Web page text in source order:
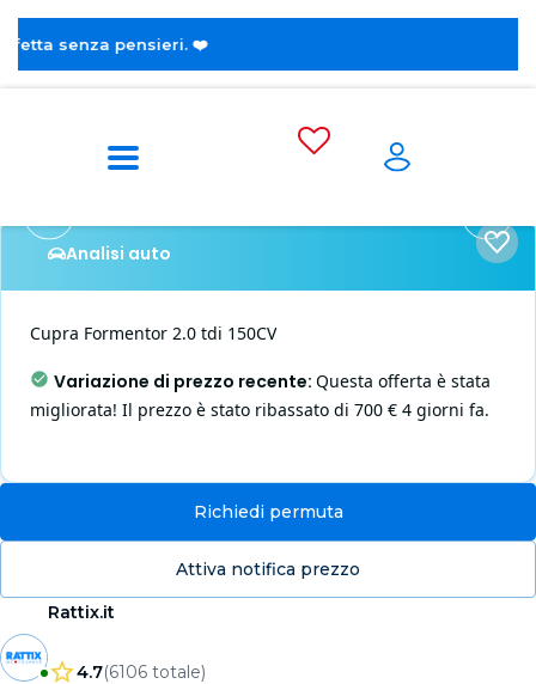
❤️
Analisi auto
Cupra Formentor 2.0 tdi 150CV
Variazione di prezzo recente: Questa offerta è stata
migliorata! Il prezzo è stato ribassato di 700 € 4 giorni fa.
Richiedi permuta
Attiva notifica prezzo
Rattix.it
4.7(6106 totale)